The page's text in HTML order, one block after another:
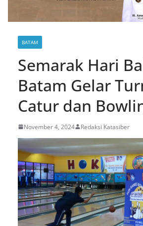
BATAM
Semarak Hari
Batam Gelar
Catur dan
November 4, 2024 Redaksi Katasiber